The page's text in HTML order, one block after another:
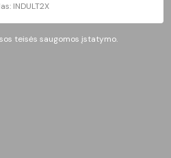
INDULT2X
teisės saugomos įstatymo.